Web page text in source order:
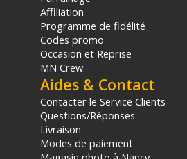
Affichage : Jusqu'à trois écrans 8K
6K (Mac)
PORTS ET LECTEURS
USB rapide : 2x USB-A 10 Gb/s (7,5
USB standard : 1x USB-A 5 Gb/s (7,5
Réseau filaire : 1x port Ethernet 2,5
Audio : 1x prise jack 3,5 mm combo
Lecteur carte SD : 1x SDXC 4.0 UHS-II
Lecteur carte microSD : 1x microSDXC
Affiliation
Programme de fidélité
Codes promo
Occasion et Reprise
MN Crew
Aides & Contact
Contacter le Service Clients
Questions/Réponses
Livraison
Modes de paiement